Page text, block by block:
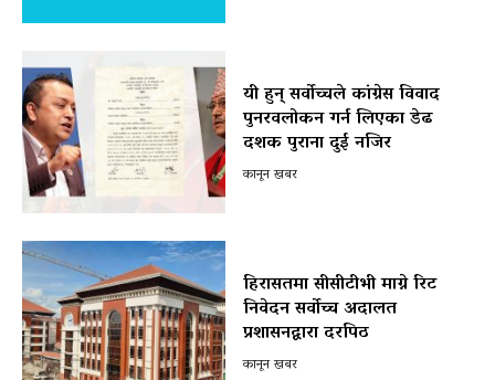
यी हुन् सर्वोच्चले कांग्रेस विवाद
पुनरवलोकन गर्न लिएका डेढ
दशक पुराना दुई नजिर
कानून खबर
हिरासतमा सीसीटीभी माग्ने रिट
निवेदन सर्वोच्च अदालत
प्रशासनद्वारा दरपिठ
कानून खबर